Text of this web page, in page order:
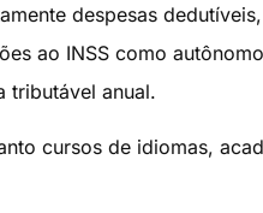
despesas
ao INSS como
tributável anual.
cursos de idiomas,